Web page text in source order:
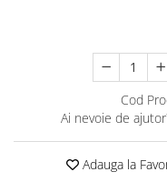
Cod
Ai nevoie de
Adauga la